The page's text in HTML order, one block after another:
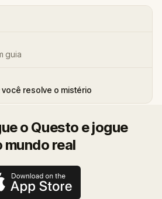
guia
você resolve o mistério
o Questo e jogue
mundo real